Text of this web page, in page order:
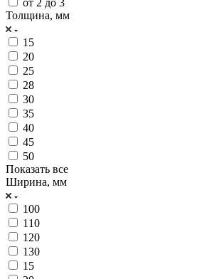
Толщина, мм
15
20
25
28
30
35
40
45
50
Показать все
Ширина, мм
100
110
120
130
15